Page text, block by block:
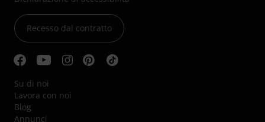
Recesso dal contratto
Su di noi
Lavora con noi
Blog
Annunci